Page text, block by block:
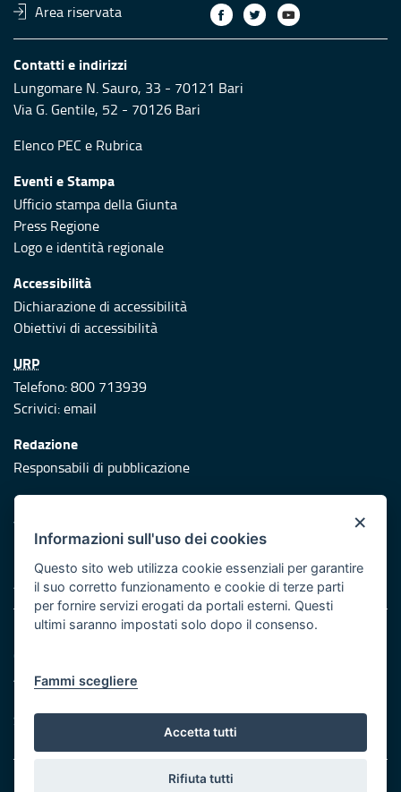
Area riservata
Contatti e indirizzi
Lungomare N. Sauro, 33 - 70121 Bari
Via G. Gentile, 52 - 70126 Bari
Elenco PEC e Rubrica
Eventi e Stampa
Ufficio stampa della Giunta
Press Regione
Logo e identità regionale
Accessibilità
Dichiarazione di accessibilità
Obiettivi di accessibilità
URP
Telefono: 800 713939
Scrivici:email
Redazione
Responsabili di pubblicazione
Protezione civile
Vai al sito di Protezione Civile Puglia
Iniziativa finanziata con risorse del POR Puglia 2014/2020 -
Asse XI
Note legali
Cookie e privacy
Atti di notifica
Servizi Intranet
© Regione Puglia
×
Informazioni sull'uso dei cookies
Questo sito web utilizza cookie essenziali per garantire
il suo corretto funzionamento e cookie di terze parti
per fornire servizi erogati da portali esterni. Questi
ultimi saranno impostati solo dopo il consenso.
Fammi scegliere
Accetta tutti
Rifiuta tutti